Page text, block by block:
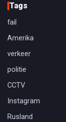
Tags
fail
Amerika
verkeer
politie
CCTV
Instagram
Rusland